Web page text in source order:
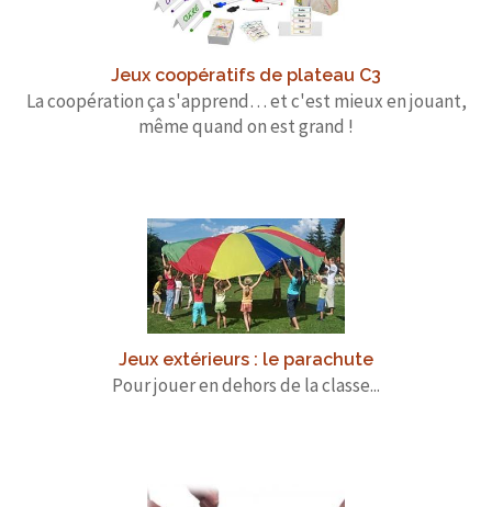
Jeux coopératifs de plateau C3
La coopération ça s'apprend… et c'est mieux en jouant,
même quand on est grand !
Jeux extérieurs : le parachute
Pour jouer en dehors de la classe...